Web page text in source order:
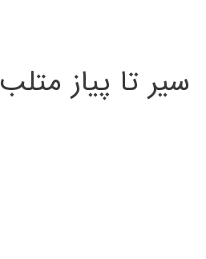
سیر تا پیاز متلب MATLAB